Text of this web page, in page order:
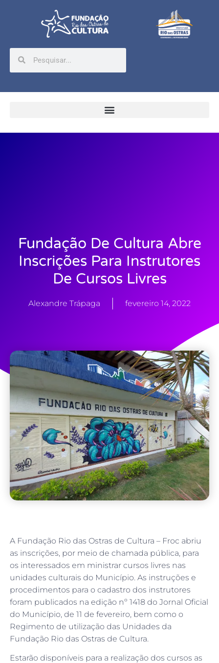
Fundação De Cultura Abre
Inscrições Para Instrutores
De Cursos Livres
Alexandre Trápaga fevereiro 14, 2022
A Fundação Rio das Ostras de Cultura – Froc abriu
as inscrições, por meio de chamada pública, para
os interessados em ministrar cursos livres nas
unidades culturais do Município. As instruções e
procedimentos para o cadastro dos instrutores
foram publicados na edição nº 1418 do Jornal Oficial
do Município, de 11 de fevereiro, bem como o
Regimento de utilização das Unidades da
Fundação Rio das Ostras de Cultura.
Estarão disponíveis para a realização dos cursos as